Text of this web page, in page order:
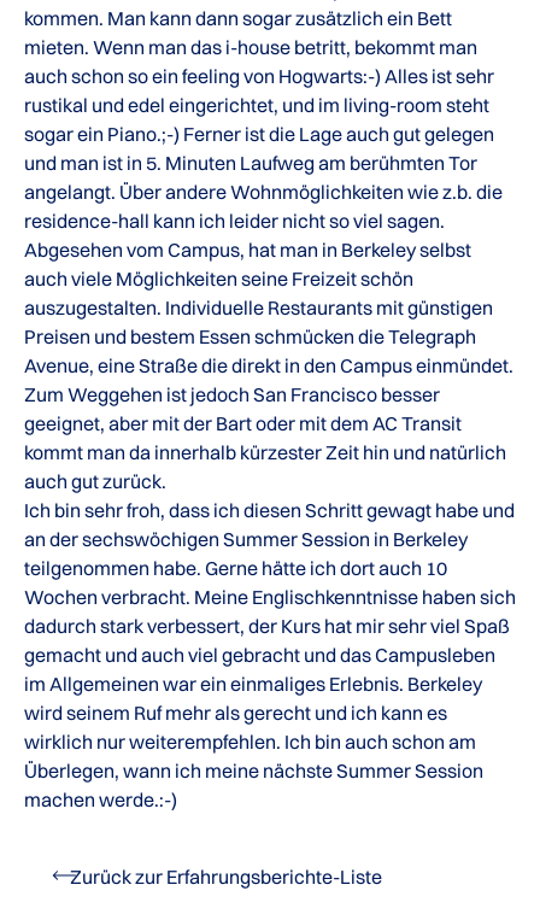
kommen. Man kann dann sogar zusätzlich ein Bett
mieten. Wenn man das i-house betritt, bekommt man
auch schon so ein feeling von Hogwarts:-) Alles ist sehr
rustikal und edel eingerichtet, und im living-room steht
sogar ein Piano.;-) Ferner ist die Lage auch gut gelegen
und man ist in 5. Minuten Laufweg am berühmten Tor
angelangt. Über andere Wohnmöglichkeiten wie z.b. die
residence-hall kann ich leider nicht so viel sagen.
Abgesehen vom Campus, hat man in Berkeley selbst
auch viele Möglichkeiten seine Freizeit schön
auszugestalten. Individuelle Restaurants mit günstigen
Preisen und bestem Essen schmücken die Telegraph
Avenue, eine Straße die direkt in den Campus einmündet.
Zum Weggehen ist jedoch San Francisco besser
geeignet, aber mit der Bart oder mit dem AC Transit
kommt man da innerhalb kürzester Zeit hin und natürlich
auch gut zurück.
Ich bin sehr froh, dass ich diesen Schritt gewagt habe und
an der sechswöchigen Summer Session in Berkeley
teilgenommen habe. Gerne hätte ich dort auch 10
Wochen verbracht. Meine Englischkenntnisse haben sich
dadurch stark verbessert, der Kurs hat mir sehr viel Spaß
gemacht und auch viel gebracht und das Campusleben
im Allgemeinen war ein einmaliges Erlebnis. Berkeley
wird seinem Ruf mehr als gerecht und ich kann es
wirklich nur weiterempfehlen. Ich bin auch schon am
Überlegen, wann ich meine nächste Summer Session
machen werde.:-)
Zurück zur Erfahrungsberichte-Liste